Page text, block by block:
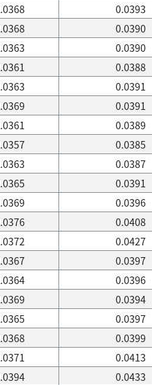
0.0393
0.0390
0.0390
0.0388
0.0391
0.0391
0.0389
0.0385
0.0387
0.0391
0.0396
0.0408
0.0427
0.0397
0.0396
0.0394
0.0397
0.0399
0.0413
0.0433